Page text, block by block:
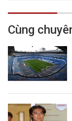
Cùng